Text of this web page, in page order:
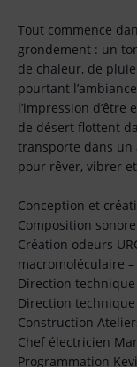
Tout commence
grondement : un
de chaleur, de
pourtant
l’impression
de désert flottent
transporte dans un
pour rêver, vibrer
Conception et
Composition
Création odeurs
macromoléculaire
Direction
Direction
Construction
Chef électricien
Programmation